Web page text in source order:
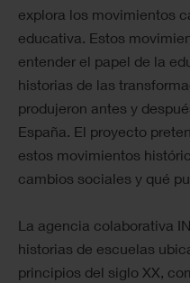
explora los movimientos
educativa. Estos
entender el papel de la
historias de las
produjeron antes y
España. El proyecto
estos movimientos
cambios sociales y qué
La agencia colaborativa
historias de escuelas
principios del siglo XX,